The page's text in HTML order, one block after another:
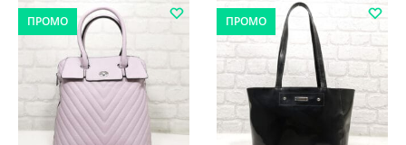
ПРОМО ПРОМО